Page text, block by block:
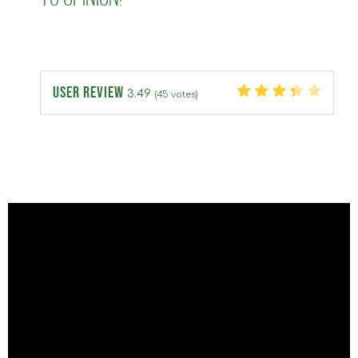
USER REVIEW 3.49 (45 votes)